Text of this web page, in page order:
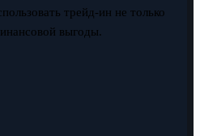
трейд-ин не только
выгоды.